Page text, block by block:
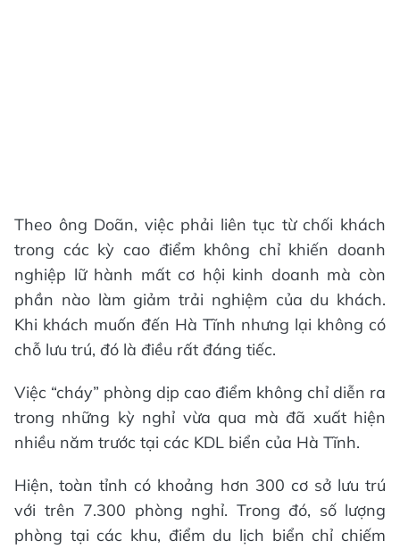
Theo ông Doãn, việc phải liên tục từ chối khách
trong các kỳ cao điểm không chỉ khiến doanh
nghiệp lữ hành mất cơ hội kinh doanh mà còn
phần nào làm giảm trải nghiệm của du khách.
Khi khách muốn đến Hà Tĩnh nhưng lại không có
chỗ lưu trú, đó là điều rất đáng tiếc.
Việc “cháy” phòng dịp cao điểm không chỉ diễn ra
trong những kỳ nghỉ vừa qua mà đã xuất hiện
nhiều năm trước tại các KDL biển của Hà Tĩnh.
Hiện, toàn tỉnh có khoảng hơn 300 cơ sở lưu trú
với trên 7.300 phòng nghỉ. Trong đó, số lượng
phòng tại các khu, điểm du lịch biển chỉ chiếm